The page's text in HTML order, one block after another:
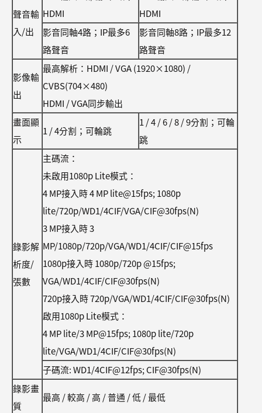
聲音輸
入/出
HDMI
HDMI
影音同軸4路；IP最多6
路聲音
影音同軸8路；IP最多12
路聲音
影像輸
出
最高解析：HDMI / VGA (1920×1080) /
CVBS(704×480)
HDMI / VGA同步輸出
畫面顯
示
1 / 4分割；可輪跳
1 / 4 / 6 / 8 / 9分割；可輪
跳
錄影解
析度/
張數
主碼流：
未啟用1080p Lite模式：
4 MP接入時 4 MP lite@15fps; 1080p
lite/720p/WD1/4CIF/VGA/CIF@30fps(N)
3 MP接入時 3
MP/1080p/720p/VGA/WD1/4CIF/CIF@15fps
1080p接入時 1080p/720p @15fps;
VGA/WD1/4CIF/CIF@30fps(N)
720p接入時 720p/VGA/WD1/4CIF/CIF@30fps(N)
啟用1080p Lite模式：
4 MP lite/3 MP@15fps; 1080p lite/720p
lite/VGA/WD1/4CIF/CIF@30fps(N)
子碼流: WD1/4CIF@12fps; CIF@30fps(N)
錄影畫
質
最高 / 較高 / 高 / 普通 / 低 / 最低